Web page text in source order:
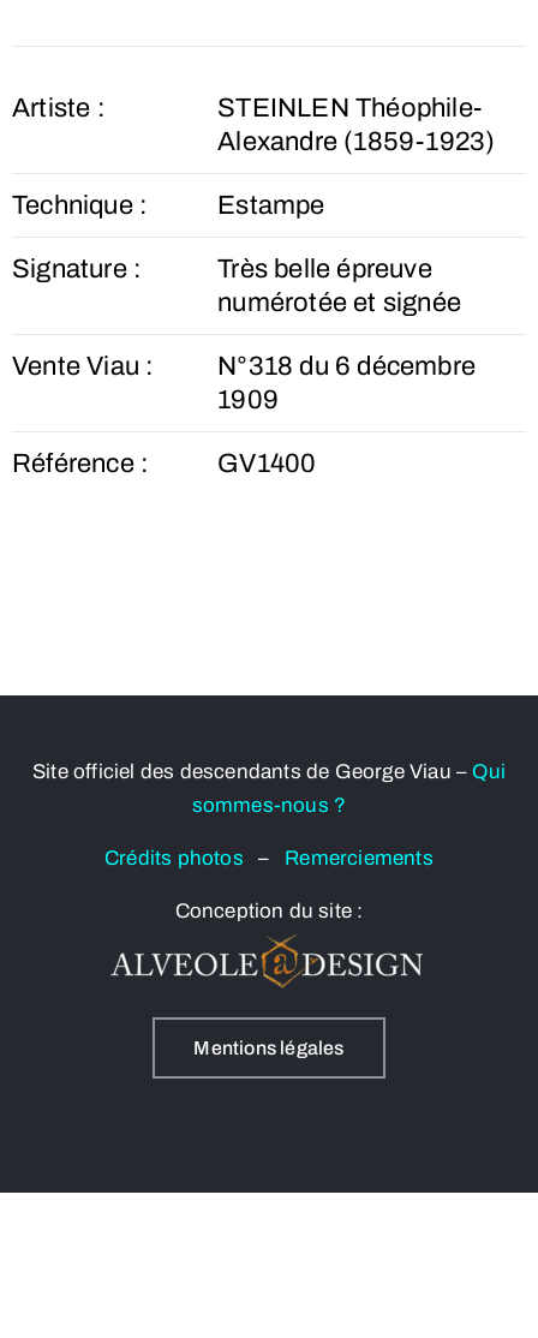
Artiste :
STEINLEN Théophile-
Alexandre (1859-1923)
Technique : Estampe
Signature :
Très belle épreuve
numérotée et signée
Vente Viau :
N°318 du 6 décembre
1909
Référence : GV1400
Site officiel des descendants de George Viau – Qui
sommes-nous ?
Crédits photos– Remerciements
Conception du site :
Mentions légales